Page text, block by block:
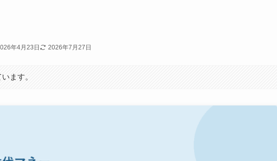
年4月23日 2026年7月27日
ます。